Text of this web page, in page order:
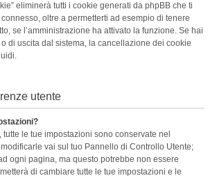
eliminerà tutti i cookie generati da phpBB che ti
oltre a permetterti ad esempio di tenere
se l’amministrazione ha attivato la funzione. Se hai
di uscita dal sistema, la cancellazione dei cookie
utente
le tue impostazioni sono conservate nel
vai sul tuo Pannello di Controllo Utente;
ogni pagina, ma questo potrebbe non essere
di cambiare tutte le tue impostazioni e le